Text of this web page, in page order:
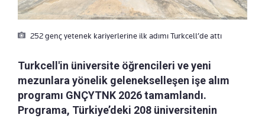
252 genç yetenek kariyerlerine ilk adımı Turkcell’de attı
Turkcell'in üniversite öğrencileri ve yeni
mezunlara yönelik gelenekselleşen işe alım
programı GNÇYTNK 2026 tamamlandı.
Programa, Türkiye’deki 208 üniversitenin